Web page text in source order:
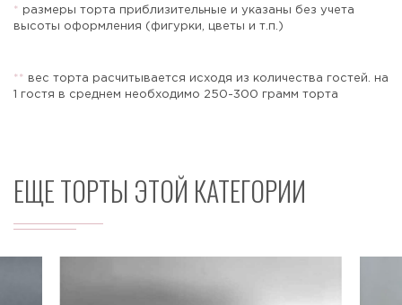
*
размеры торта приблизительные и указаны без учета
высоты оформления (фигурки, цветы и т.п.)
* *
вес торта расчитывается исходя из количества гостей. на
1 гостя в среднем необходимо 250-300 грамм торта
ЕЩЕ ТОРТЫ ЭТОЙ КАТЕГОРИИ